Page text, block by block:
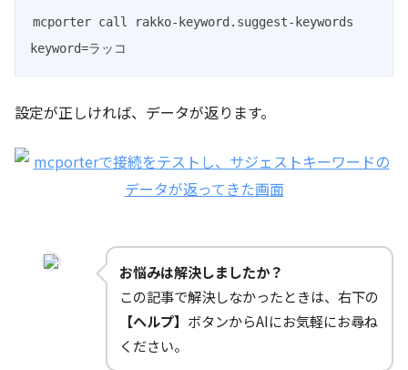
mcporter call rakko-keyword.suggest-keywords
keyword=ラッコ
設定が正しければ、データが返ります。
お悩みは解決しましたか？
この記事で解決しなかったときは、右下の
【ヘルプ】 ボタンからAIにお気軽にお尋ね
ください。